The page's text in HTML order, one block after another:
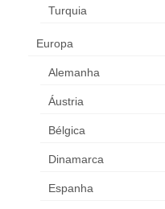
Turquia
Europa
Alemanha
Áustria
Bélgica
Dinamarca
Espanha